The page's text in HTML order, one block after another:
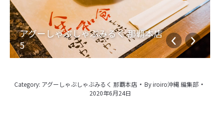
アグーしゃぶしゃぶみるく 那覇本店
5
Category: アグーしゃぶしゃぶみるく 那覇本店 Byiroiro沖縄 編集部
2020年6月24日